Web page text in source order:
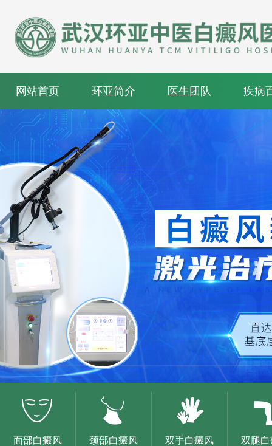
网站首页 环亚简介 医生团队 疾病
面部白癜风 颈部白癜风 双手白癜风 双腿